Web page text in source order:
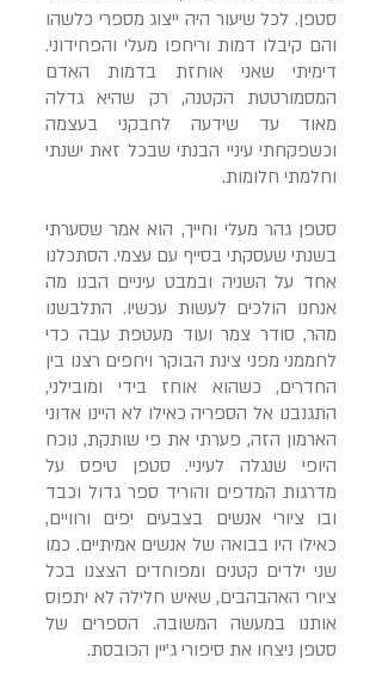
סטפן. לכל שיעור היה ייצוג מספרי כלשהו
והם קיבלו דמות וריחפו מעלי והפחידוני.
דימיתי שאני אוחזת בדמות האדם
המסמורטטת הקטנה, רק שהיא גדלה
מאוד עד שידעה לחבקני בעצמה
וכשפקחתי עיניי הבנתי שבכל זאת ישנתי
וחלמתי חלומות.
סטפן גהר מעלי וחייך, הוא אמר שסערתי
בשנתי שעסקתי בסייף עם עצמי. הסתכלנו
אחד על השניה ובמבט עיניים הבנו מה
אנחנו הולכים לעשות עכשיו. התלבשנו
מהר, סודר צמר ועוד מעטפת עבה כדי
לחממני מפני צינת הבוקר ויחפים רצנו בין
החדרים, כשהוא אוחז בידי ומובילני,
התגנבנו אל הספריה כאילו לא היינו אדוני
הארמון הזה, פערתי את פי שותקת, נוכח
היופי שנגלה לעיניי. סטפן טיפס על
מדרגות המדפים והוריד ספר גדול וכבד
ובו ציורי אנשים בצבעים יפים ורוויים,
כאילו היו בבואה של אנשים אמיתיים. כמו
שני ילדים קטנים ומפוחדים הצצנו בכל
ציורי האהבהבים, שאיש חלילה לא יתפוס
אותנו במעשה המשובה. הספרים של
סטפן ניצחו את סיפורי ג'יין הכובסת.